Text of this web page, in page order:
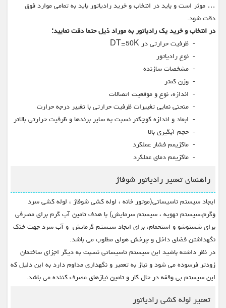
… موثر است و باید در انتخاب و خرید رادیاتور باید به تمامی موارد فوق
دقت شود.
در انتخاب و خرید یک رادیاتور به موراد ذیل حتما دقت نمایید:
- ظرفیت حرارتی در DT=50K
- نوع رادیاتور
- مشخصات سازنده
- وزن کمتر
- اندازه، نوع و موقعیت اتصالات
- منحنی نمایی تغییرات ظرفیت حرارتی با تغییر درجه حرارت
- ابعاد و اندازه کوچکتر نسبت به سایر برندها و ظرفیت حرارتی بالاتر
- حجم آبگیری بالا
- ماکزیمم فشار عملکرد
- ماکزیمم دمای عملکرد
راهنمای تعمیر رادیاتور شوفاژ
ایجاد سیستم تاسیساتی(موتور خانه ، لوله کشی شوفاژ ، لوله کشی سرد
وگرم،سیستم تهویه ، سیستم سرمایش) با هدف تامین آب گرم برای مصرفی
برای شستوشو و استحمام، برای ایجاد سیستم گرمایش و آب سرد جهت خنک
نگهداشتن فضای داخل و چرخش هوای مطلوب می باشد.
در نظر داشته باشید این سیستم تاسیساتی نسبت به دیگر اجزای ساختمان
زودتر فرسوده می شود و نیاز به تعمیر و نگهداری مداوم دارد به این دلیل که
این سیستم بی وقفه در حال کار و تامین نیازهای مصرف کننده می باشد.
تعمیر لوله کشی رادیاتور